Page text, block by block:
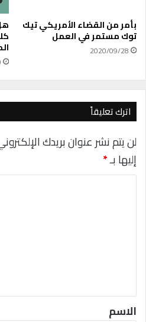
ظ
ي
ف
د
ي
ة
خ
ل
خ
ا
ئ
ط
و
ج
ل
بأمر من القضاء الأمريكي تيك
توك مستمر في العمل
2020/09/28
اترك تعليقاً
لن يتم نشر عنوان بريدك
إليها بـ*
*
الاسم